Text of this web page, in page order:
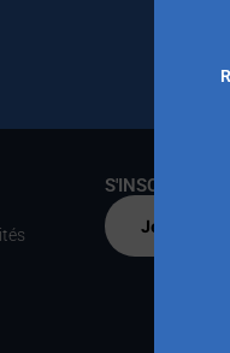
S'INSCRIRE AU
Je